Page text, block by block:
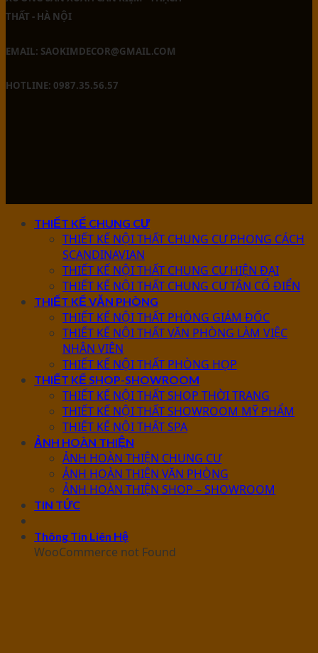
THẤT - HÀ NỘI
EMAIL: SAOKIMDECOR@GMAIL.COM
HOTLINE: 0987.35.56.57
THIẾT KẾ CHUNG CƯ
THIẾT KẾ NỘI THẤT CHUNG CƯ PHONG CÁCH
SCANDINAVIAN
THIẾT KẾ NỘI THẤT CHUNG CƯ HIỆN ĐẠI
THIẾT KẾ NỘI THẤT CHUNG CƯ TÂN CỔ ĐIỂN
THIẾT KẾ VĂN PHÒNG
THIẾT KẾ NỘI THẤT PHÒNG GIÁM ĐỐC
THIẾT KẾ NỘI THẤT VĂN PHÒNG LÀM VIỆC
NHÂN VIÊN
THIẾT KẾ NỘI THẤT PHÒNG HỌP
THIẾT KẾ SHOP-SHOWROOM
THIẾT KẾ NỘI THẤT SHOP THỜI TRANG
THIẾT KẾ NỘI THẤT SHOWROOM MỸ PHẨM
THIẾT KẾ NỘI THẤT SPA
ẢNH HOÀN THIỆN
ẢNH HOÀN THIỆN CHUNG CƯ
ẢNH HOÀN THIỆN VĂN PHÒNG
ẢNH HOÀN THIỆN SHOP – SHOWROOM
TIN TỨC
Thông Tin Liên Hệ
WooCommerce not Found